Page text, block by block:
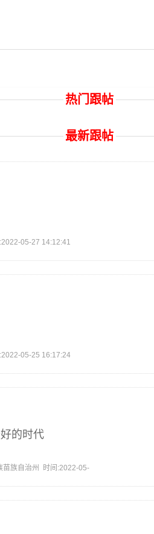
热门跟帖
最新跟帖
05-27 14:12:41
05-25 16:17:24
的时代
苗族自治州 时间:2022-05-